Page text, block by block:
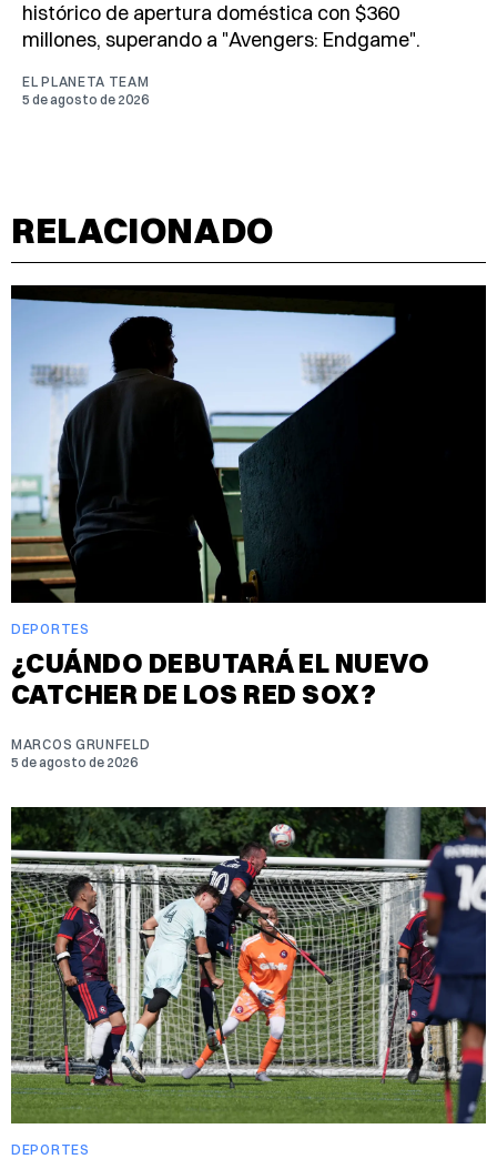
histórico de apertura doméstica con $360
millones, superando a "Avengers: Endgame".
EL PLANETA TEAM
5 de agosto de 2026
RELACIONADO
DEPORTES
¿CUÁNDO DEBUTARÁ EL NUEVO
CATCHER DE LOS RED SOX?
MARCOS GRUNFELD
5 de agosto de 2026
DEPORTES